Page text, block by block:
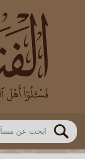
بحث
العالم
بن باز
اللجنة الدائمة